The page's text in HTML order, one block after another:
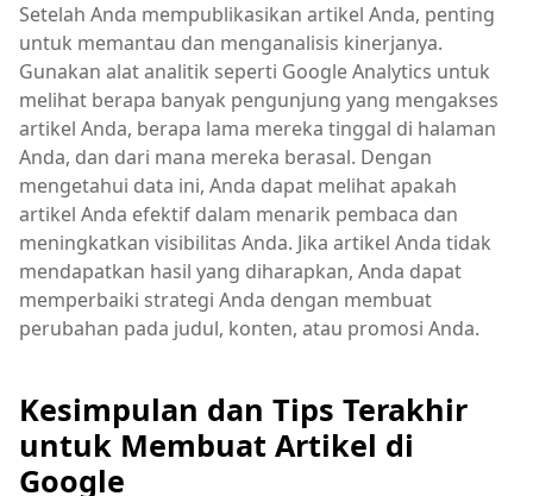
Setelah Anda mempublikasikan artikel Anda, penting
untuk memantau dan menganalisis kinerjanya.
Gunakan alat analitik seperti Google Analytics untuk
melihat berapa banyak pengunjung yang mengakses
artikel Anda, berapa lama mereka tinggal di halaman
Anda, dan dari mana mereka berasal. Dengan
mengetahui data ini, Anda dapat melihat apakah
artikel Anda efektif dalam menarik pembaca dan
meningkatkan visibilitas Anda. Jika artikel Anda tidak
mendapatkan hasil yang diharapkan, Anda dapat
memperbaiki strategi Anda dengan membuat
perubahan pada judul, konten, atau promosi Anda.
Kesimpulan dan Tips Terakhir
untuk Membuat Artikel di
Google